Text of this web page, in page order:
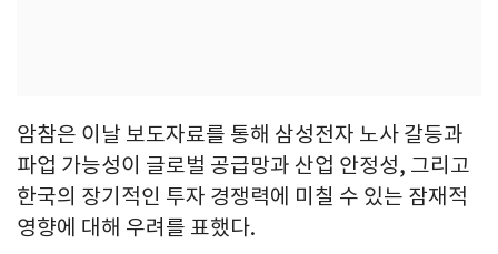
암참은 이날 보도자료를 통해 삼성전자 노사 갈등과
파업 가능성이 글로벌 공급망과 산업 안정성, 그리고
한국의 장기적인 투자 경쟁력에 미칠 수 있는 잠재적
영향에 대해 우려를 표했다.